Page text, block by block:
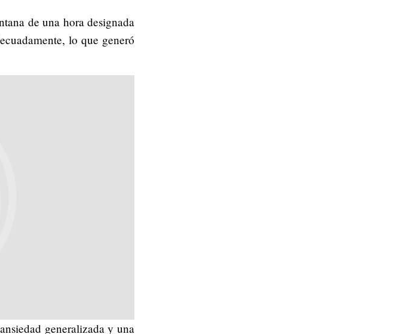
de una hora designada
lo que generó
generalizada y una